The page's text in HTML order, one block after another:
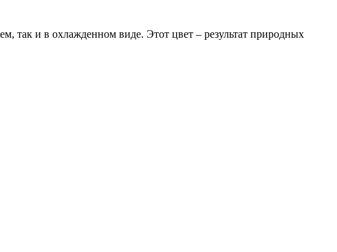
так и в охлажденном виде. Этот цвет – результат природных